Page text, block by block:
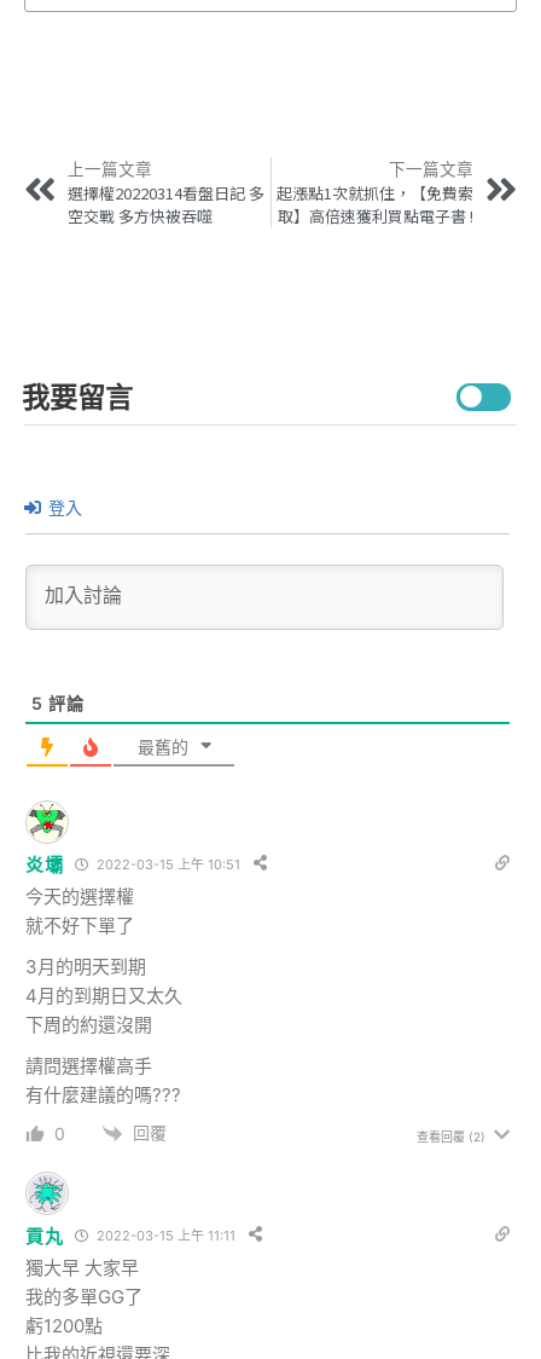
上一篇文章
選擇權20220314看盤日記 多
空交戰 多方快被吞噬
下一篇文章
起漲點1次就抓住，【免費索
取】高倍速獲利買點電子書 !
我要留言
登入
5 評論
最舊的
炎壩 2022-03-15 上午 10:51
今天的選擇權
就不好下單了
3月的明天到期
4月的到期日又太久
下周的約還沒開
請問選擇權高手
有什麼建議的嗎???
0 回覆 查看回覆 (2)
貢丸 2022-03-15 上午 11:11
獨大早 大家早
我的多單GG了
虧1200點